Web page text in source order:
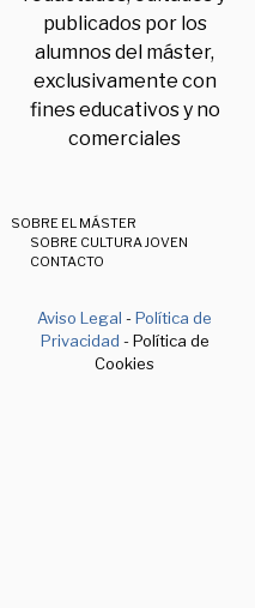
publicados por los
alumnos del máster,
exclusivamente con
fines educativos y no
comerciales
SOBRE EL MÁSTER
SOBRE CULTURA JOVEN
CONTACTO
Aviso Legal -Política de
Privacidad - Política de
Cookies